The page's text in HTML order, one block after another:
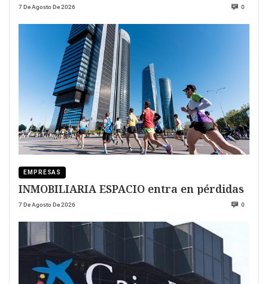
7 De Agosto De 2026 0
EMPRESAS
INMOBILIARIA ESPACIO entra en pérdidas
7 De Agosto De 2026 0